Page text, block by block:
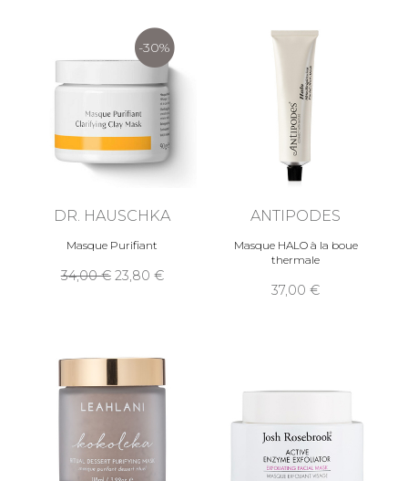
-30%
DR. HAUSCHKA
Masque Purifiant
34,00 23,80
ANTIPODES
Masque HALO à la boue
thermale
37,00